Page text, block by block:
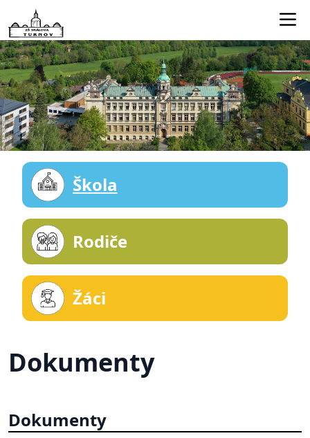
Edookit učitelé
Jídelníček
Smartclass
Dokumenty
Kontakty
Škola
Rodiče
Žáci
Dokumenty
Dokumenty